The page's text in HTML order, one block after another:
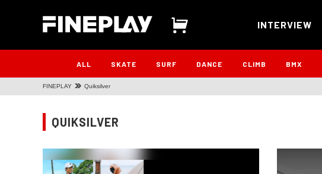
INTERVIEW
ALL SKATE SURF DANCE CLIMB BMX
FINEPLAY Quiksilver
QUIKSILVER